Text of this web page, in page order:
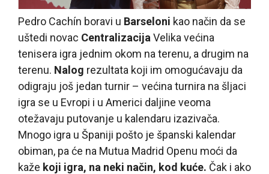
Pedro Cachín boravi u Barseloni kao način da se
uštedi novac Centralizacija Velika većina
tenisera igra jednim okom na terenu, a drugim na
terenu. Nalog rezultata koji im omogućavaju da
odigraju još jedan turnir – većina turnira na šljaci
igra se u Evropi i u Americi daljine veoma
otežavaju putovanje u kalendaru izazivača.
Mnogo igra u Španiji pošto je španski kalendar
obiman, pa će na Mutua Madrid Openu moći da
kaže koji igra, na neki način, kod kuće. Čak i ako